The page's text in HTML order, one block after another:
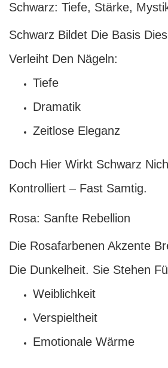
Schwarz: Tiefe, Stärke,
Schwarz Bildet Die Basis
Verleiht Den Nägeln:
Tiefe
Dramatik
Zeitlose Eleganz
Doch Hier Wirkt Schwarz
Kontrolliert – Fast Samtig.
Rosa: Sanfte Rebellion
Die Rosafarbenen Akzente
Die Dunkelheit. Sie Stehen
Weiblichkeit
Verspieltheit
Emotionale Wärme